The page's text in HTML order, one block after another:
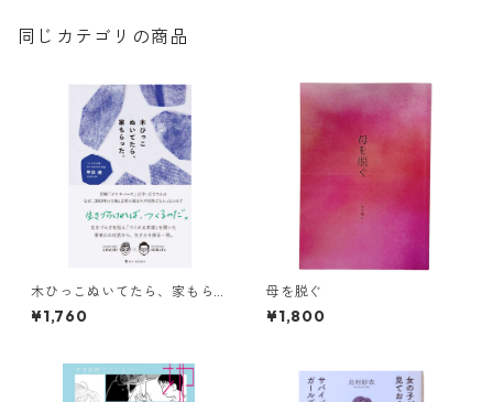
同じカテゴリの商品
木ひっこぬいてたら、家もら
った。
¥1,760
母を脱ぐ
¥1,800